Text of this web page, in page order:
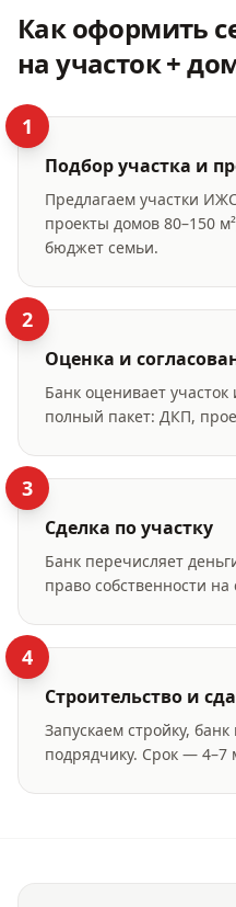
Как оформить
на участок +
1
Подбор участка и
Предлагаем участки
проекты домов 80–150
бюджет семьи.
2
Оценка и
Банк оценивает
полный пакет: ДКП,
3
Сделка по участку
Банк перечисляет
право собственности
4
Строительство и
Запускаем стройку,
подрядчику. Срок — 4–7